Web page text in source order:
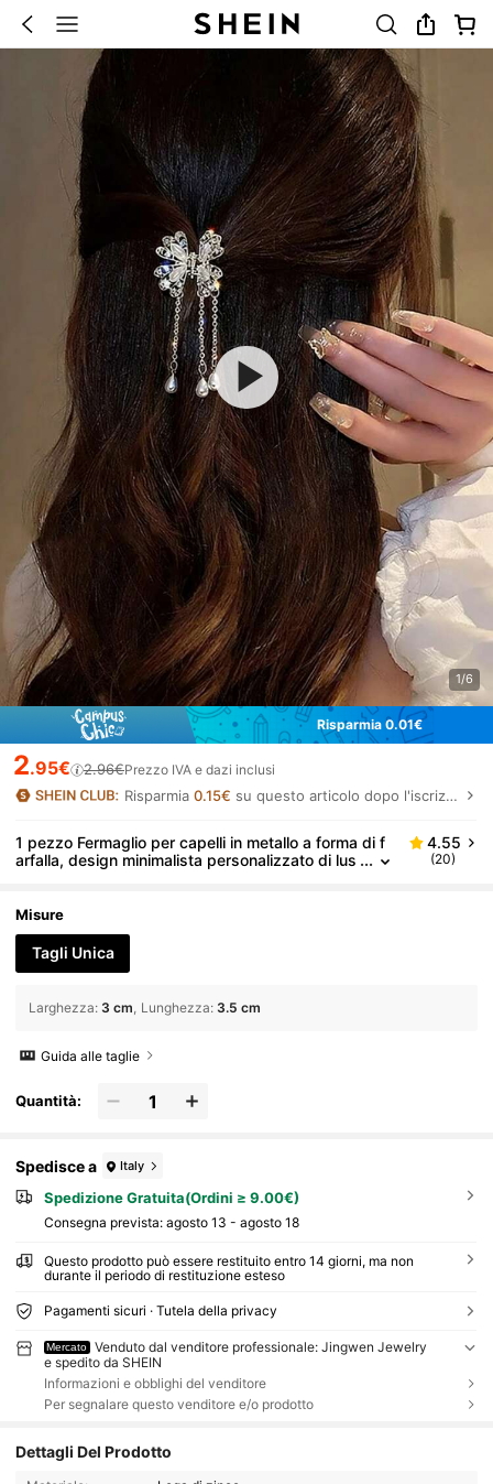
1/6
Risparmia 0.01€
2.95€ 2.96€Prezzo IVA e dazi inclusi
Risparmia0.15€ su questo articolo dopo l'iscrizione.
1 pezzo Fermaglio per capelli in metallo a forma di f
arfalla, design minimalista personalizzato di lus
4.55
(20)
Misure
Tagli Unica
Larghezza: 3 cm Lunghezza: 3.5 cm
Guida alle taglie
Quantità:
Spedisce a Italy
Spedizione Gratuita(Ordini ≥ 9.00€)
Consegna prevista: agosto 13 - agosto 18
Questo prodotto può essere restituito entro 14 giorni, ma non
durante il periodo di restituzione esteso
Pagamenti sicuri · Tutela della privacy
Mercato
Venduto dal venditore professionale: Jingwen Jewelry
e spedito da SHEIN
Informazioni e obblighi del venditore
Per segnalare questo venditore e/o prodotto
Dettagli Del Prodotto